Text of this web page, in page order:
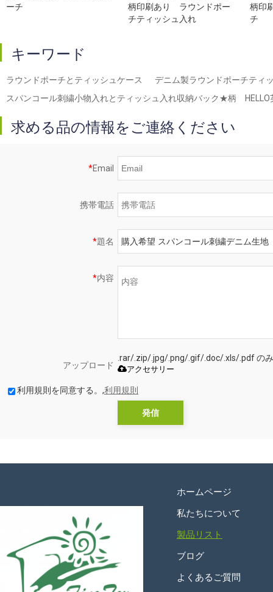
ーチ
柄印刷あり ラウンドポー
チティッシュ入れ
柄印
チ
キーワード
ラウンドポーチとティッシュケース
デニム製ラウンドポーチティ
スパンコール刺繍小物入れとティッシュ入れ収納バック★柄 HELLO
求める品の情報をご連絡ください
*Email
携帯電話
*題名
*内容
アップロード
.rar/.zip/.jpg/.png/.gif/.doc/.xls/.pdf の
アクセサリー
利用規則を同意する。,利用規則
発信
ホームページ
私たちについて
製品リスト
ブログ
よくあるご質問